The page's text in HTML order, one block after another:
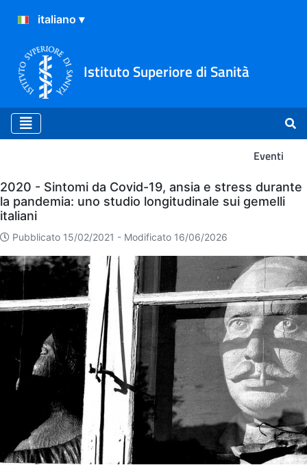
Istituto Superiore di Sanità
Eventi
Eventi
2020 - Sintomi da Covid-19, ansia e stress durante
la pandemia: uno studio longitudinale sui gemelli
italiani
Pubblicato 15/02/2021 - Modificato 16/06/2026